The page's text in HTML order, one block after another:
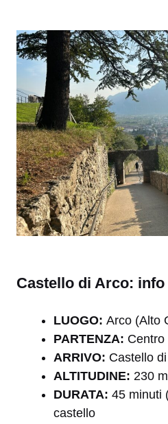
Castello di Arco:
LUOGO: Arco (Alto
PARTENZA: Centro
ARRIVO: Castello
ALTITUDINE: 230
DURATA: 45 minuti
castello